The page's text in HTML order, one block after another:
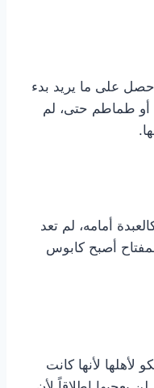
حصل على ما يريد بدء
أو طماطم حتى، لم
أمامه، لم تعد
أصبح كابوس
لأنها كانت